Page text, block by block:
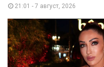
21:01 - 7 август, 2026